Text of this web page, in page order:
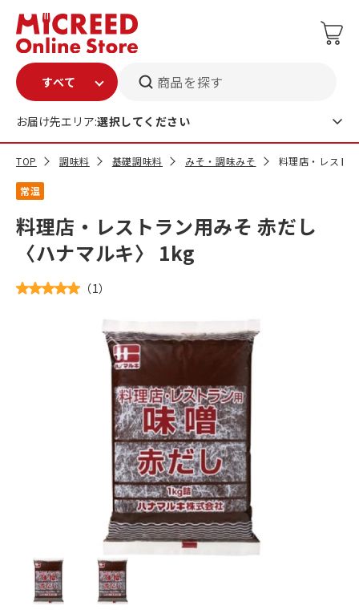
商品を探す
お届け先エリア:選択してください
TOP 調味料 基礎調味料 みそ・調味みそ 料理店・レスト
常温
料理店・レストラン用みそ 赤だし
〈ハナマルキ〉 1kg
（1）